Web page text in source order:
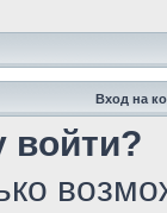
Вход на
войти?